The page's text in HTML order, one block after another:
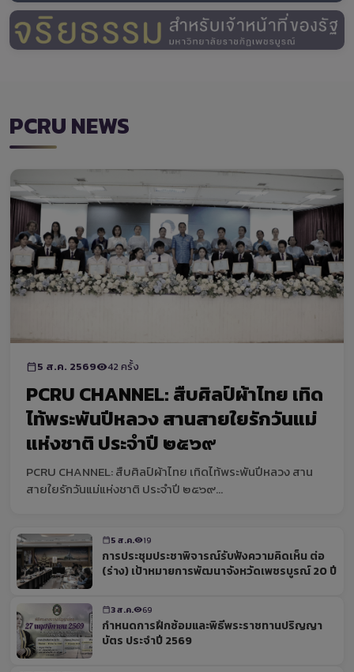
PCRU NEWS
5 ส.ค. 2569 42 ครั้ง
PCRU CHANNEL: สืบศิลป์ผ้าไทย เทิด
ไท้พระพันปีหลวง สานสายใยรักวันแม่
แห่งชาติ ประจำปี ๒๕๖๙
PCRU CHANNEL: สืบศิลป์ผ้าไทย เทิดไท้พระพันปีหลวง สาน
สายใยรักวันแม่แห่งชาติ ประจำปี ๒๕๖๙...
5 ส.ค. 19
การประชุมประชาพิจารณ์รับฟังความคิดเห็น ต่อ
(ร่าง) เป้าหมายการพัฒนาจังหวัดเพชรบูรณ์ 20 ปี
3 ส.ค. 69
กำหนดการฝึกซ้อมและพิธีพระราชทานปริญญา
บัตร ประจำปี 2569